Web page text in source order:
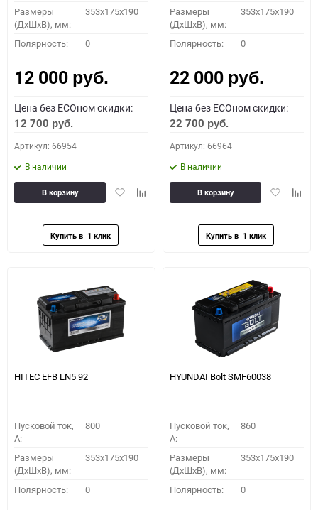
ПОДОБРАТЬ
Как определить полярность?
0 - обратная 1 - прямая 3 - обратная 4 - прямая
Размеры
(ДхШхВ), мм:
353x175x190
Полярность: 0
12 000 руб.
Цена без ECOном скидки:
12 700 руб.
Артикул: 66954
В наличии
ДобавитьДобавить
В корзину
Размеры
(ДхШхВ), мм:
353x175x190
Полярность: 0
22 000 руб.
Цена без ECOном скидки:
22 700 руб.
Артикул: 66964
В наличии
Добавить
В корзину
HITEC EFB LN5 92
Пусковой ток,
A:
800
Размеры
(ДхШхВ), мм:
353x175x190
Полярность: 0
HYUNDAI Bolt SMF60038
Пусковой ток,
A:
860
Размеры
(ДхШхВ), мм:
353x175x190
Полярность: 0